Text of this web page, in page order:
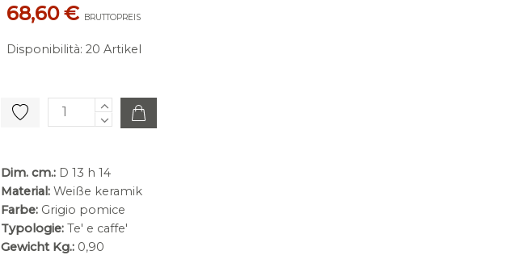
68,60 € BRUTTOPREIS
Disponibilità: 20 Artikel
Dim. cm.: D 13 h 14
Material: Weiße keramik
Farbe: Grigio pomice
Typologie: Te' e caffe'
Gewicht Kg.: 0,90